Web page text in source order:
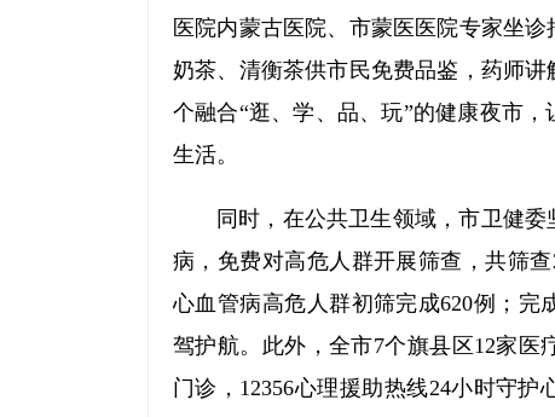
医院内蒙古医院、市蒙医医院专家坐
奶茶、清衡茶供市民免费品鉴，药师
个融合“逛、学、品、玩”的健康夜市
生活。
同时，在公共卫生领域，市卫健
病，免费对高危人群开展筛查，共筛
心血管病高危人群初筛完成620例；完
驾护航。此外，全市7个旗县区12家医
门诊，12356心理援助热线24小时守